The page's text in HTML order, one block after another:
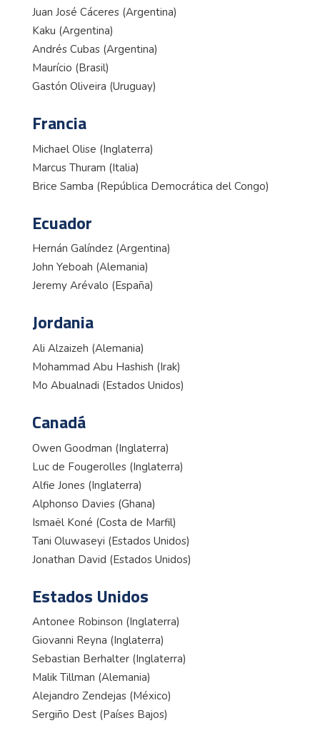
Juan José Cáceres (Argentina)
Kaku (Argentina)
Andrés Cubas (Argentina)
Maurício (Brasil)
Gastón Oliveira (Uruguay)
Francia
Michael Olise (Inglaterra)
Marcus Thuram (Italia)
Brice Samba (República Democrática del Congo)
Ecuador
Hernán Galíndez (Argentina)
John Yeboah (Alemania)
Jeremy Arévalo (España)
Jordania
Ali Alzaizeh (Alemania)
Mohammad Abu Hashish (Irak)
Mo Abualnadi (Estados Unidos)
Canadá
Owen Goodman (Inglaterra)
Luc de Fougerolles (Inglaterra)
Alfie Jones (Inglaterra)
Alphonso Davies (Ghana)
Ismaël Koné (Costa de Marfil)
Tani Oluwaseyi (Estados Unidos)
Jonathan David (Estados Unidos)
Estados Unidos
Antonee Robinson (Inglaterra)
Giovanni Reyna (Inglaterra)
Sebastian Berhalter (Inglaterra)
Malik Tillman (Alemania)
Alejandro Zendejas (México)
Sergiño Dest (Países Bajos)